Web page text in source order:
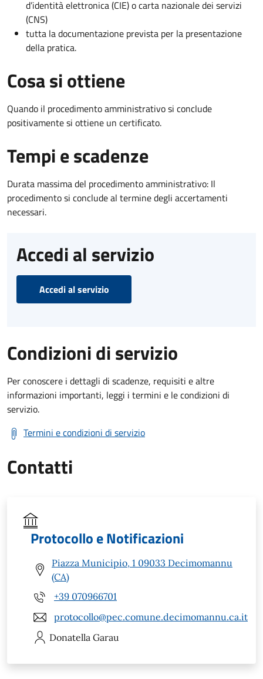
d’identità elettronica (CIE) o carta nazionale dei servizi
(CNS)
tutta la documentazione prevista per la presentazione
della pratica.
Cosa si ottiene
Quando il procedimento amministrativo si conclude
positivamente si ottiene un certificato.
Tempi e scadenze
Durata massima del procedimento amministrativo: Il
procedimento si conclude al termine degli accertamenti
necessari.
Accedi al servizio
Accedi al servizio
Condizioni di servizio
Per conoscere i dettagli di scadenze, requisiti e altre
informazioni importanti, leggi i termini e le condizioni di
servizio.
Termini e condizioni di servizio
Contatti
Protocollo e Notificazioni
Piazza Municipio, 1 09033 Decimomannu
(CA)
+39 070966701
protocollo@pec.comune.decimomannu.ca.it
Donatella Garau